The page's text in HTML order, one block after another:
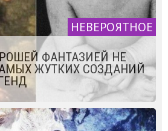
НЕВЕРОЯТНОЕ
ФАНТАЗИЕЙ НЕ
ЖУТКИХ СОЗДАНИЙ